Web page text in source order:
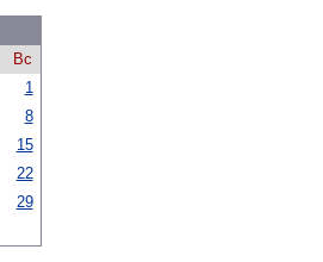
Вс
1
8
15
22
29